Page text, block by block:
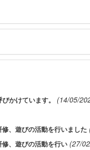
かけています。 (14/05/
、遊びの活動を行いました
、遊びの活動を行い (27/